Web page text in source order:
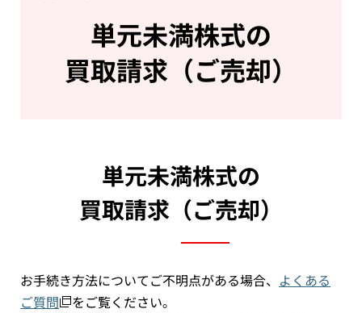
単元未満株式の
買取請求（ご売却）
単元未満株式の
買取請求（ご売却）
お手続き方法についてご不明点がある場合、 よくある
ご質問
をご覧ください。